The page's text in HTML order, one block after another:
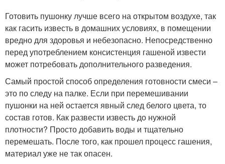
Готовить пушонку лучше всего на открытом воздухе, так
как гасить известь в домашних условиях, в помещении
вредно для здоровья и небезопасно. Непосредственно
перед употреблением консистенция гашеной извести
может потребовать дополнительного разведения.
Самый простой способ определения готовности смеси –
это по следу на палке. Если при перемешивании
пушонки на ней остается явный след белого цвета, то
состав готов. Как развести известь до нужной
плотности? Просто добавить воды и тщательно
перемешать. После того, как прошел процесс гашения,
материал уже не так опасен.